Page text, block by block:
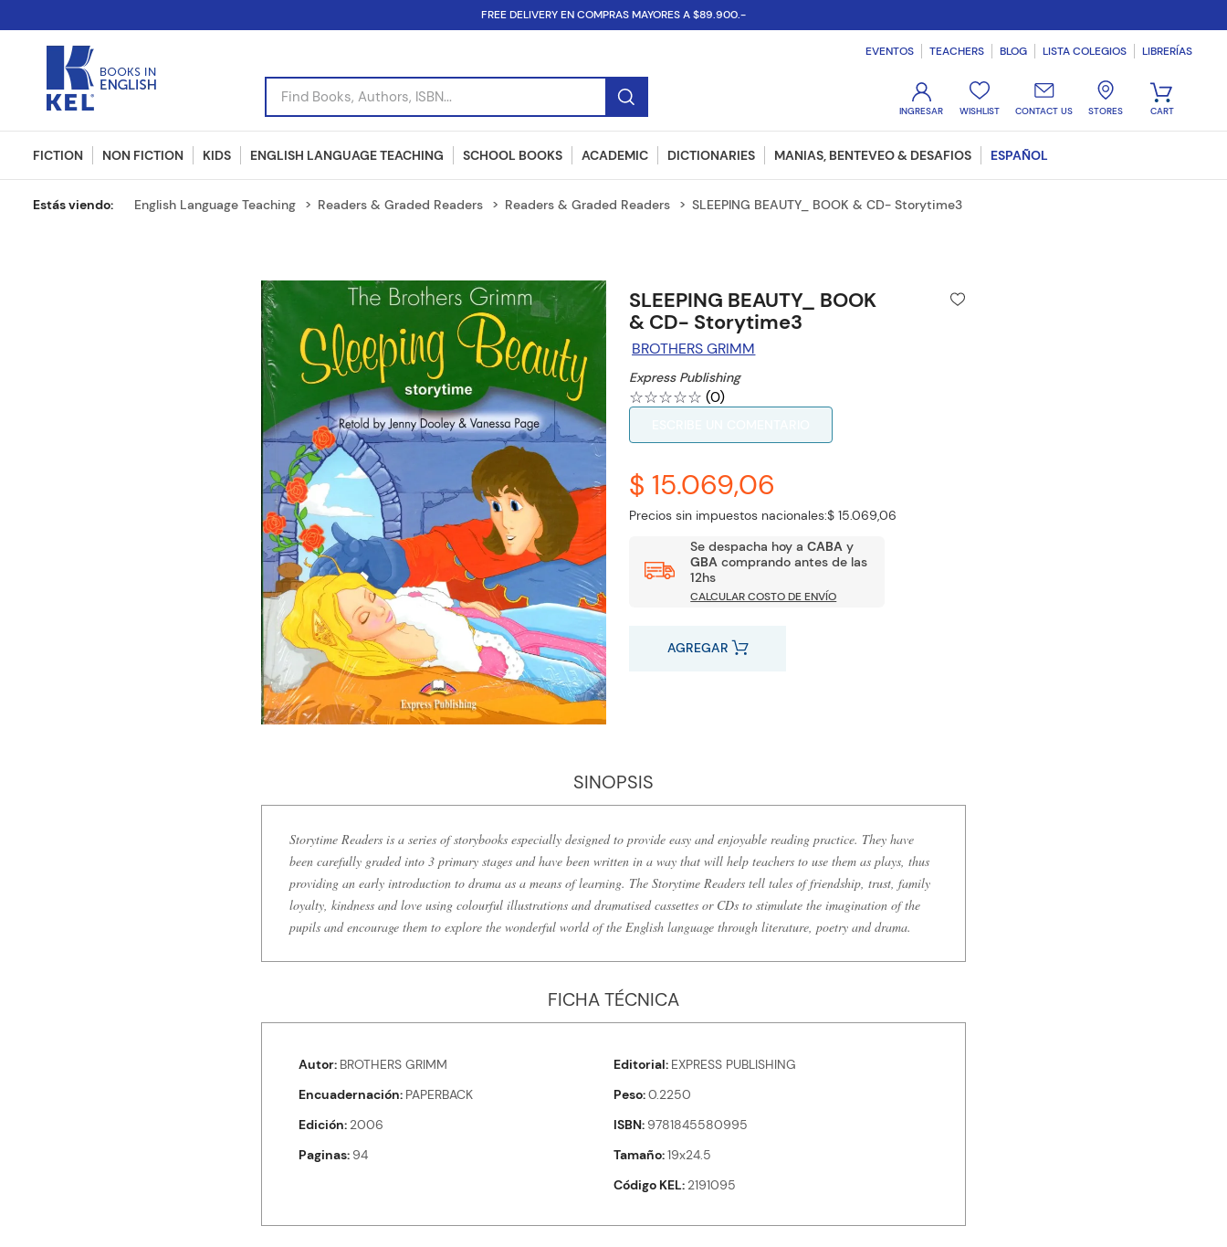
FREE DELIVERY EN COMPRAS MAYORES A $89.900.-
Find Books, Authors, ISBN...
EVENTOS TEACHERS BLOG LISTA COLEGIOS LIBRERÍAS
WISHLIST CONTACT US STORES
FICTION NON FICTION KIDS ENGLISH LANGUAGE TEACHING SCHOOL BOOKS ACADEMIC DICTIONARIES MANIAS, BENTEVEO & DESAFIOS ESPAÑOL
English Language Teaching Readers & Graded Readers Readers & Graded Readers SLEEPING BEAUTY_ BOOK & CD- Storytime3
SLEEPING BEAUTY_ BOOK
& CD- Storytime3
BROTHERS GRIMM
Express Publishing
☆☆☆☆☆ (0)
$ 15.069,06
Precios sin impuestos nacionales:$ 15.069,06
Se despacha hoy aCABA y
GBA comprando antes de las
12hs
CALCULAR COSTO DE ENVÍO
AGREGAR
SINOPSIS
Storytime Readers is a series of storybooks especially designed to provide easy and enjoyable reading practice. They have
been carefully graded into 3 primary stages and have been written in a way that will help teachers to use them as plays, thus
providing an early introduction to drama as a means of learning. The Storytime Readers tell tales of friendship, trust, family
loyalty, kindness and love using colourful illustrations and dramatised cassettes or CDs to stimulate the imagination of the
pupils and encourage them to explore the wonderful world of the English language through literature, poetry and drama.
FICHA TÉCNICA
Autor BROTHERS GRIMM Editorial EXPRESS PUBLISHING
Encuadernación PAPERBACK Peso 0.2250
Edición 2006 ISBN 9781845580995
Paginas 94 Tamaño 19x24.5
Código KEL 2191095